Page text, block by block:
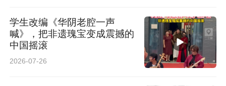
学生改编《华阴老腔一声
喊》，把非遗瑰宝变成震撼的
中国摇滚
2026-07-26